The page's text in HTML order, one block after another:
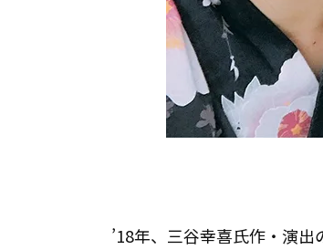
’18年、三谷幸喜氏作・演